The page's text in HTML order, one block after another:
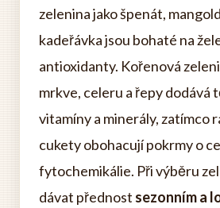
zelenina jako špenát,
kadeřávka jsou bohaté na
antioxidanty. Kořenová
mrkve, celeru a řepy dodává
vitamíny a minerály, zatímco
cukety obohacují pokrmy o
fytochemikálie. Při výběru
dávat přednost sezonním a